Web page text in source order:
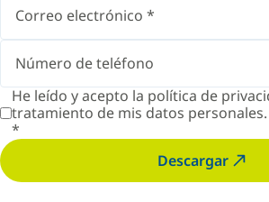
He leído y acepto la política de
tratamiento de mis datos personales.
*
Descargar